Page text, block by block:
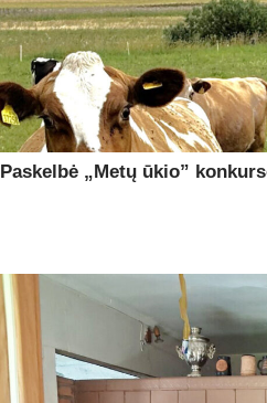
Paskelbė „Metų ūkio”